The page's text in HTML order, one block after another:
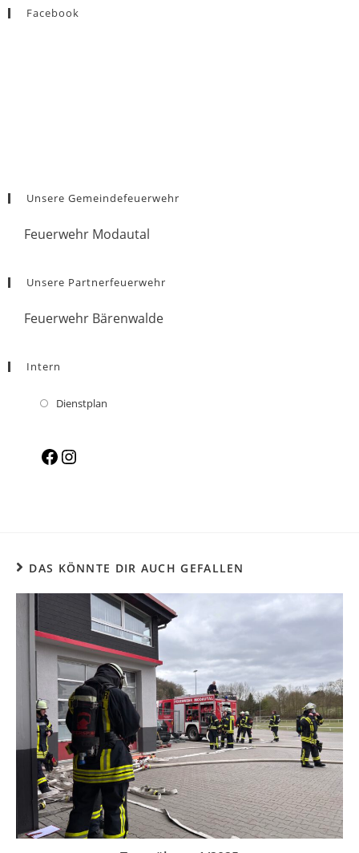
Facebook
Unsere Gemeindefeuerwehr
Feuerwehr Modautal
Unsere Partnerfeuerwehr
Feuerwehr Bärenwalde
Intern
Dienstplan
DAS KÖNNTE DIR AUCH GEFALLEN